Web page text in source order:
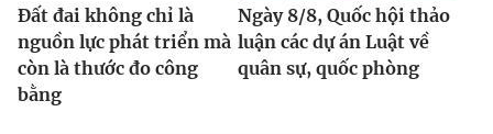
Đất đai không chỉ là
nguồn lực phát triển mà
còn là thước đo công
bằng
Ngày 8/8, Quốc hội thảo
luận các dự án Luật về
quân sự, quốc phòng